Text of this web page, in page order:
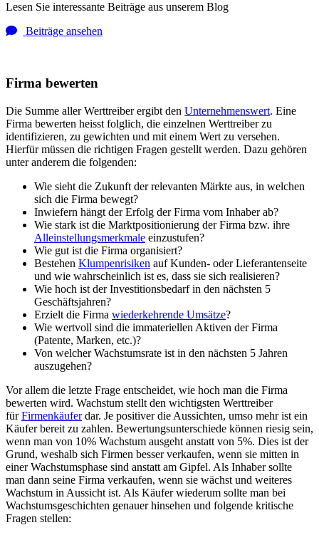
Lesen Sie interessante Beiträge aus unserem Blog
Beiträge ansehen
Firma bewerten
Die Summe aller Werttreiber ergibt den Unternehmenswert. Eine
Firma bewerten heisst folglich, die einzelnen Werttreiber zu
identifizieren, zu gewichten und mit einem Wert zu versehen.
Hierfür müssen die richtigen Fragen gestellt werden. Dazu gehören
unter anderem die folgenden:
Wie sieht die Zukunft der relevanten Märkte aus, in welchen
sich die Firma bewegt?
Inwiefern hängt der Erfolg der Firma vom Inhaber ab?
Wie stark ist die Marktpositionierung der Firma bzw. ihre
Alleinstellungsmerkmale einzustufen?
Wie gut ist die Firma organisiert?
Bestehen Klumpenrisiken auf Kunden- oder Lieferantenseite
und wie wahrscheinlich ist es, dass sie sich realisieren?
Wie hoch ist der Investitionsbedarf in den nächsten 5
Geschäftsjahren?
Erzielt die Firma wiederkehrende Umsätze?
Wie wertvoll sind die immateriellen Aktiven der Firma
(Patente, Marken, etc.)?
Von welcher Wachstumsrate ist in den nächsten 5 Jahren
auszugehen?
Vor allem die letzte Frage entscheidet, wie hoch man die Firma
bewerten wird. Wachstum stellt den wichtigsten Werttreiber
fürFirmenkäuferdar. Je positiver die Aussichten, umso mehr ist ein
Käufer bereit zu zahlen. Bewertungsunterschiede können riesig sein,
wenn man von 10% Wachstum ausgeht anstatt von 5%. Dies ist der
Grund, weshalb sich Firmen besser verkaufen, wenn sie mitten in
einer Wachstumsphase sind anstatt am Gipfel. Als Inhaber sollte
man dann seine Firma verkaufen, wenn sie wächst und weiteres
Wachstum in Aussicht ist. Als Käufer wiederum sollte man bei
Wachstumsgeschichten genauer hinsehen und folgende kritische
Fragen stellen: